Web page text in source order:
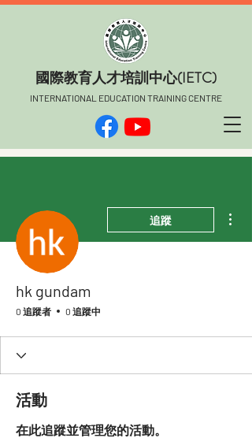
​國際教育人才培訓中心(IETC)
INTERNATIONAL EDUCATION TRAINING CENTRE
追蹤
hk gundam
0 追蹤者 0 追蹤中
活動
在此追蹤並管理您的活動。